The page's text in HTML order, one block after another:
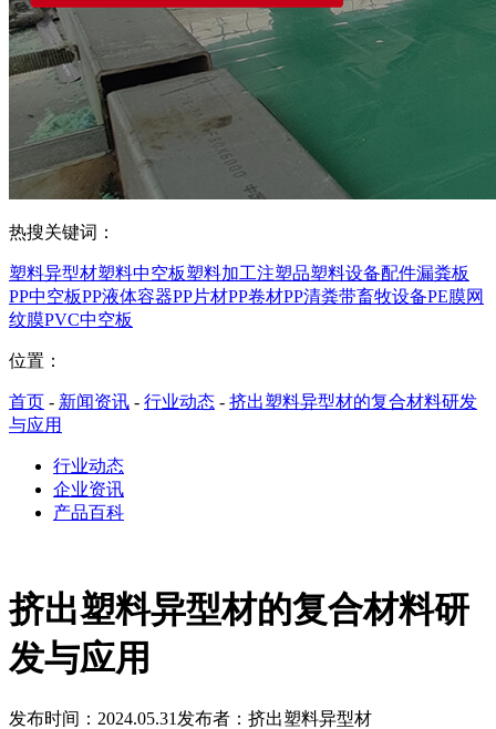
热搜关键词：
塑料异型材塑料中空板塑料加工注塑品塑料设备配件漏粪板
PP中空板PP液体容器PP片材PP卷材PP清粪带畜牧设备PE膜网
纹膜PVC中空板
位置：
首页 - 新闻资讯 - 行业动态 - 挤出塑料异型材的复合材料研发
与应用
行业动态
企业资讯
产品百科
挤出塑料异型材的复合材料研
发与应用
发布时间：2024.05.31 发布者：挤出塑料异型材